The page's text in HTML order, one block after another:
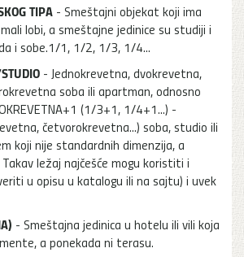
TIPA - Smeštajni objekat koji ima
lobi, a smeštajne jedinice su studiji i
i sobe.1/1, 1/2, 1/3, 1/4...
- Jednokrevetna, dvokrevetna,
soba ili apartman, odnosno
(1/3+1, 1/4+1...) -
četvorokrevetna...) soba, studio ili
koji nije standardnih dimenzija, a
ležaj najčešće mogu koristiti i
u opisu u katalogu ili na sajtu) i uvek
- Smeštajna jedinica u hotelu ili vili koja
a ponekada ni terasu.